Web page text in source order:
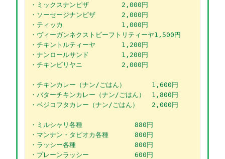
・ミックスナンピザ　　　　　2,000円
・ソーセージナンピザ　　　　2,000円
・ティッカ　　　　　　　　　1,000円
・ヴィーガンネクストビーフトリティーヤ1,500円
・チキントルティーヤ　　　　1,200円
・ナンロールサンド　　　　　1,200円
・チキンビリヤニ　　　　　　2,000円
・チキンカレー（ナン/ごはん）　　　　1,600円
・バターチキンカレー（ナン/ごはん）　1,800円
・ベジコフタカレー（ナン/ごはん）　　2,000円
・ミルシャリ各種　　　　　　　　880円
・マンナン・タピオカ各種　　　　800円
・ラッシー各種　　　　　　　　　800円
・プレーンラッシー　　　　　　　600円